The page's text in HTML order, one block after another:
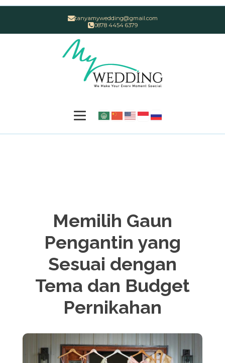
tanyamywedding@gmail.com
0878 4454 6379
Memilih Gaun
Pengantin yang
Sesuai dengan
Tema dan Budget
Pernikahan